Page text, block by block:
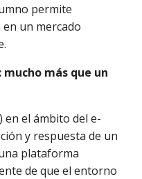
permite
un mercado
más que un
en el ámbito del e-
y respuesta de un
plataforma
de que el entorno